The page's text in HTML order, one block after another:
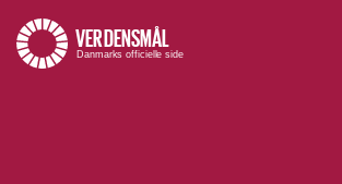
VERDENSMÅL
–
Danmarks officielle side
Menu